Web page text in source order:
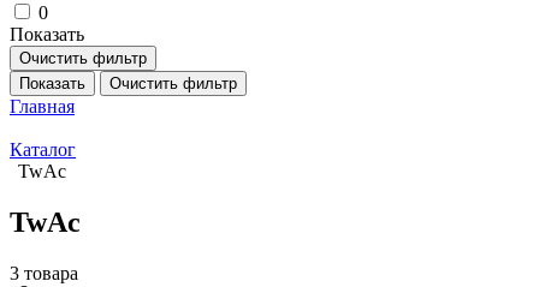
0
Показать
Очистить фильтр
Показать
Очистить фильтр
Главная
Каталог
TwAc
TwAc
3 товара